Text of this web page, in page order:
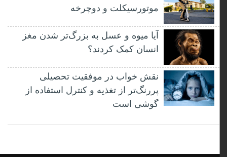
موتورسیکلت و دوچرخه
آیا میوه و عسل به بزرگ‌تر شدن مغز
انسان کمک کردند؟
نقش خواب در موفقیت تحصیلی
پررنگ‌تر از تغذیه و کنترل استفاده از
گوشی است